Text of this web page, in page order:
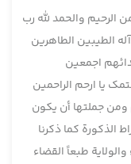
الرحیم والحمد لله رب
الطیبین الطاهرین
اجمعین
یا ارحم الراحمین
جملتها أن يكون
الذكورة كما ذكرنا
طبعاً القضاء